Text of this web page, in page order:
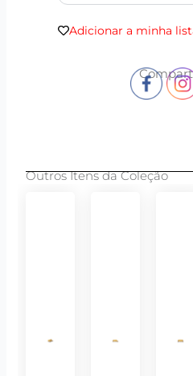
Adicionar a minha
Outros Itens da Coleção